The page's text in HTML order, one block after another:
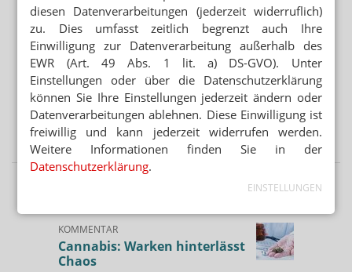
diesen Datenverarbeitungen (jederzeit widerruflich)
zu. Dies umfasst zeitlich begrenzt auch Ihre
Einwilligung zur Datenverarbeitung außerhalb des
EWR (Art. 49 Abs. 1 lit. a) DS-GVO). Unter
Einstellungen oder über die Datenschutzerklärung
können Sie Ihre Einstellungen jederzeit ändern oder
Datenverarbeitungen ablehnen. Diese Einwilligung ist
freiwillig und kann jederzeit widerrufen werden.
Weitere Informationen finden Sie in der
Datenschutzerklärung.
EINSTELLUNGEN
verzichtet“, heißt es in der Begründung. Stattdessen soll
nun vor dem Hintergrund des Fachkräftemangels und
zur Sicherstellung der Apothekenversorgung im
Rahmen einer praktischen Erprobung die Möglichkeit
einer vorübergehenden Aufrechterhaltung des
Apothekenbetriebs durch erfahrene PTA unter
bestimmten Bedingungen getestet werden.
Es handele sich um eine vorübergehende
Aufrechterhaltung des Apothekenbetriebs durch PTA, da
Tagen – erfolgen können soll. Die weiteren Bedingungen
und Voraussetzungen werden im Wesentlichen
beibehalten.
APOTHEKENREFORM
ApoVWG: BMG prüft Maßgabebeschluss
„ZAPFSÄULEN ZUR SB-BLUTENTNAHME“
8,359 Euro Fixum: Satire-Magazin verspottet
Apothekenreform
„BUNDESREGIERUNG MUSS JETZT HANDELN“
Phagro fordert Versender-Kontrollen
KOMMENTAR
Cannabis: Warken hinterlässt
Chaos